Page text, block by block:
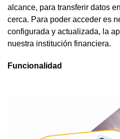
alcance, para transferir datos
cerca. Para poder acceder es
configurada y actualizada, la
nuestra institución financiera.
Funcionalidad